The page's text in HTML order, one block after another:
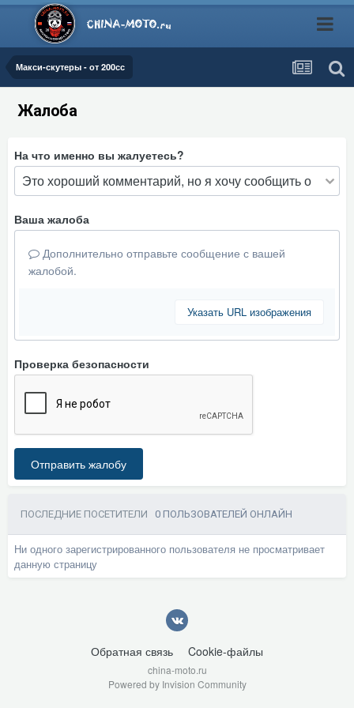
Макси-скутеры - от 200сс
Жалоба
На что именно вы жалуетесь?
Ваша жалоба
Дополнительно отправьте сообщение с вашей
жалобой.
Указать URL изображения
Проверка безопасности
Отправить жалобу
ПОСЛЕДНИЕ ПОСЕТИТЕЛИ 0 ПОЛЬЗОВАТЕЛЕЙ ОНЛАЙН
Ни одного зарегистрированного пользователя не просматривает
данную страницу
Обратная связь Cookie-файлы
china-moto.ru
Powered by Invision Community